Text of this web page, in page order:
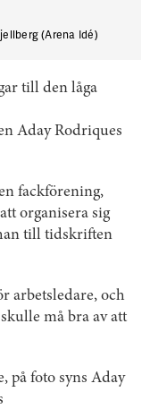
(Arena Idé)
till den låga
Aday Rodriques
fackförening,
organisera sig
till tidskriften
arbetsledare, och
må bra av att